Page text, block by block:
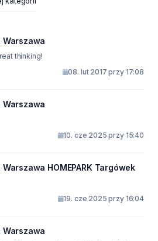
Warszawa
thinking!
08. lut 2017 przy 17:08
Warszawa
10. cze 2025 przy 15:40
HOMEPARK Targówek
19. cze 2025 przy 16:04
Warszawa